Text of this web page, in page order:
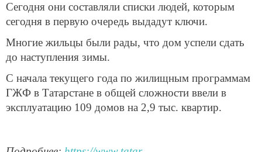
Сегодня они составляли списки людей, которым
сегодня в первую очередь выдадут ключи.
Многие жильцы были рады, что дом успели сдать
до наступления зимы.
С начала текущего года по жилищным программам
ГЖФ в Татарстане в общей сложности ввели в
эксплуатацию 109 домов на 2,9 тыс. квартир.